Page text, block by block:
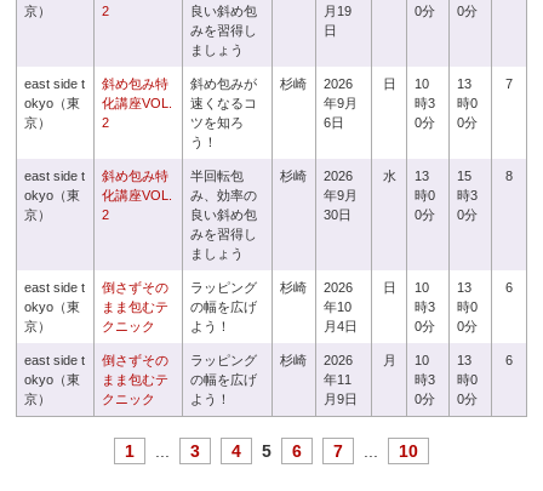
京）
2
良い斜め包
みを習得し
ましょう
月19
日
0分
0分
east side t
okyo（東
京）
斜め包み特
化講座VOL.
2
斜め包みが
速くなるコ
ツを知ろ
う！
杉崎
2026
年9月
6日
日
10
時3
0分
13
時0
0分
7
east side t
okyo（東
京）
斜め包み特
化講座VOL.
2
半回転包
み、効率の
良い斜め包
みを習得し
ましょう
杉崎
2026
年9月
30日
水
13
時0
0分
15
時3
0分
8
east side t
okyo（東
京）
倒さずその
まま包むテ
クニック
ラッピング
の幅を広げ
よう！
杉崎
2026
年10
月4日
日
10
時3
0分
13
時0
0分
6
east side t
okyo（東
京）
倒さずその
まま包むテ
クニック
ラッピング
の幅を広げ
よう！
杉崎
2026
年11
月9日
月
10
時3
0分
13
時0
0分
6
1 3 4 5 6 7 10